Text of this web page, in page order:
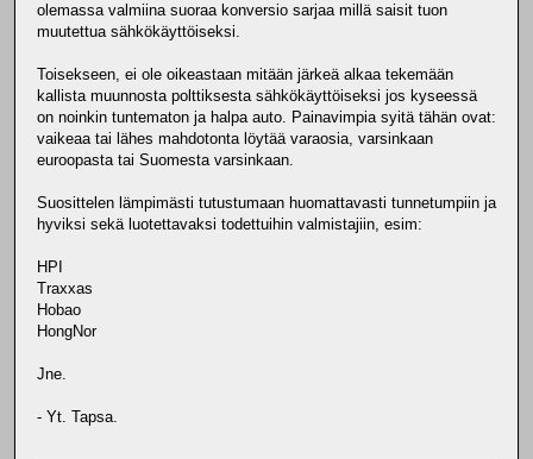
olemassa valmiina suoraa konversio sarjaa millä saisit tuon
muutettua sähkökäyttöiseksi.
Toisekseen, ei ole oikeastaan mitään järkeä alkaa tekemään
kallista muunnosta polttiksesta sähkökäyttöiseksi jos kyseessä
on noinkin tuntematon ja halpa auto. Painavimpia syitä tähän ovat:
vaikeaa tai lähes mahdotonta löytää varaosia, varsinkaan
euroopasta tai Suomesta varsinkaan.
Suosittelen lämpimästi tutustumaan huomattavasti tunnetumpiin ja
hyviksi sekä luotettavaksi todettuihin valmistajiin, esim:
HPI
Traxxas
Hobao
HongNor
Jne.
- Yt. Tapsa.